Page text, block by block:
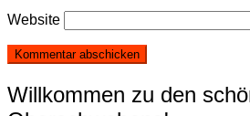
Website
Willkommen zu den